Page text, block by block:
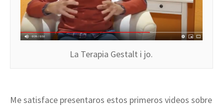
La Terapia Gestalt i jo.
Me satisface presentaros estos primeros videos sobre